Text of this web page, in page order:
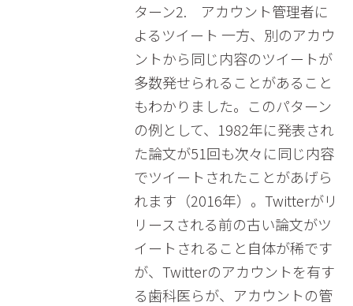
ターン2. アカウント管理者に
よるツイート 一方、別のアカウ
ントから同じ内容のツイートが
多数発せられることがあること
もわかりました。このパターン
の例として、1982年に発表され
た論文が51回も次々に同じ内容
でツイートされたことがあげら
れます（2016年）。Twitterがリ
リースされる前の古い論文がツ
イートされること自体が稀です
が、Twitterのアカウントを有す
る歯科医らが、アカウントの管